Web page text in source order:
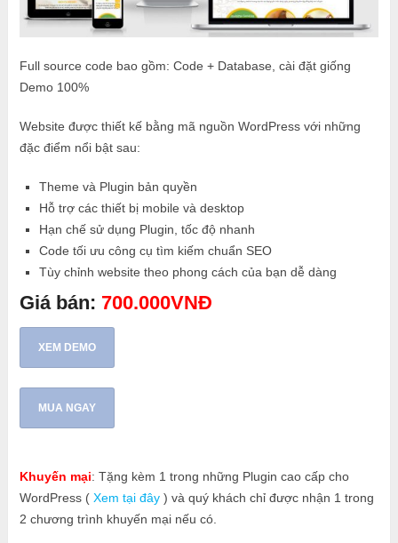
Full source code bao gồm: Code + Database, cài đặt giống
Demo 100%
Website được thiết kế bằng mã nguồn WordPress với những
đặc điểm nổi bật sau:
Theme và Plugin bản quyền
Hỗ trợ các thiết bị mobile và desktop
Hạn chế sử dụng Plugin, tốc độ nhanh
Code tối ưu công cụ tìm kiếm chuẩn SEO
Tùy chỉnh website theo phong cách của bạn dễ dàng
Giá bán: 700.000VNĐ
XEM DEMO
MUA NGAY
Khuyến mại: Tặng kèm 1 trong những Plugin cao cấp cho
WordPress ( Xem tại đây) và quý khách chỉ được nhận 1 trong
2 chương trình khuyến mại nếu có.